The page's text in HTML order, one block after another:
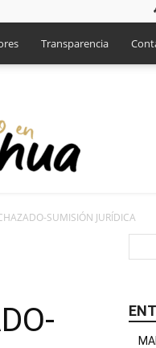
Transparencia
SUMISIÓN JURÍDICA